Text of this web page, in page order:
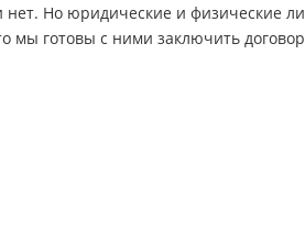
нет. Но юридические и физические
мы готовы с ними заключить